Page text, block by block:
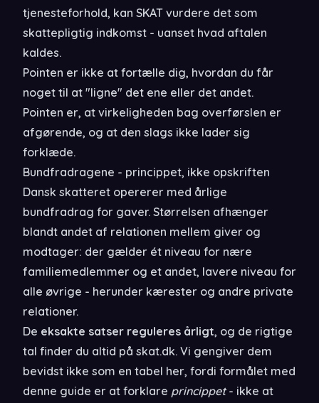
tjenesteforhold, kan SKAT vurdere det som
skattepligtig indkomst - uanset hvad aftalen
kaldes.
Pointen er ikke at fortælle dig, hvordan du får
noget til at "ligne" det ene eller det andet.
Pointen er, at virkeligheden bag overførslen er
afgørende, og at den slags ikke lader sig
forklæde.
Bundfradragene - princippet, ikke opskriften
Dansk skatteret opererer med årlige
bundfradrag for gaver. Størrelsen afhænger
blandt andet af relationen mellem giver og
modtager: der gælder ét niveau for nære
familiemedlemmer og et andet, lavere niveau for
alle øvrige - herunder kærester og andre private
relationer.
De eksakte satser reguleres årligt, og de rigtige
tal finder du altid på skat.dk. Vi gengiver dem
bevidst ikke som en tabel her, fordi formålet med
denne guide er at forklare princippet- ikke at